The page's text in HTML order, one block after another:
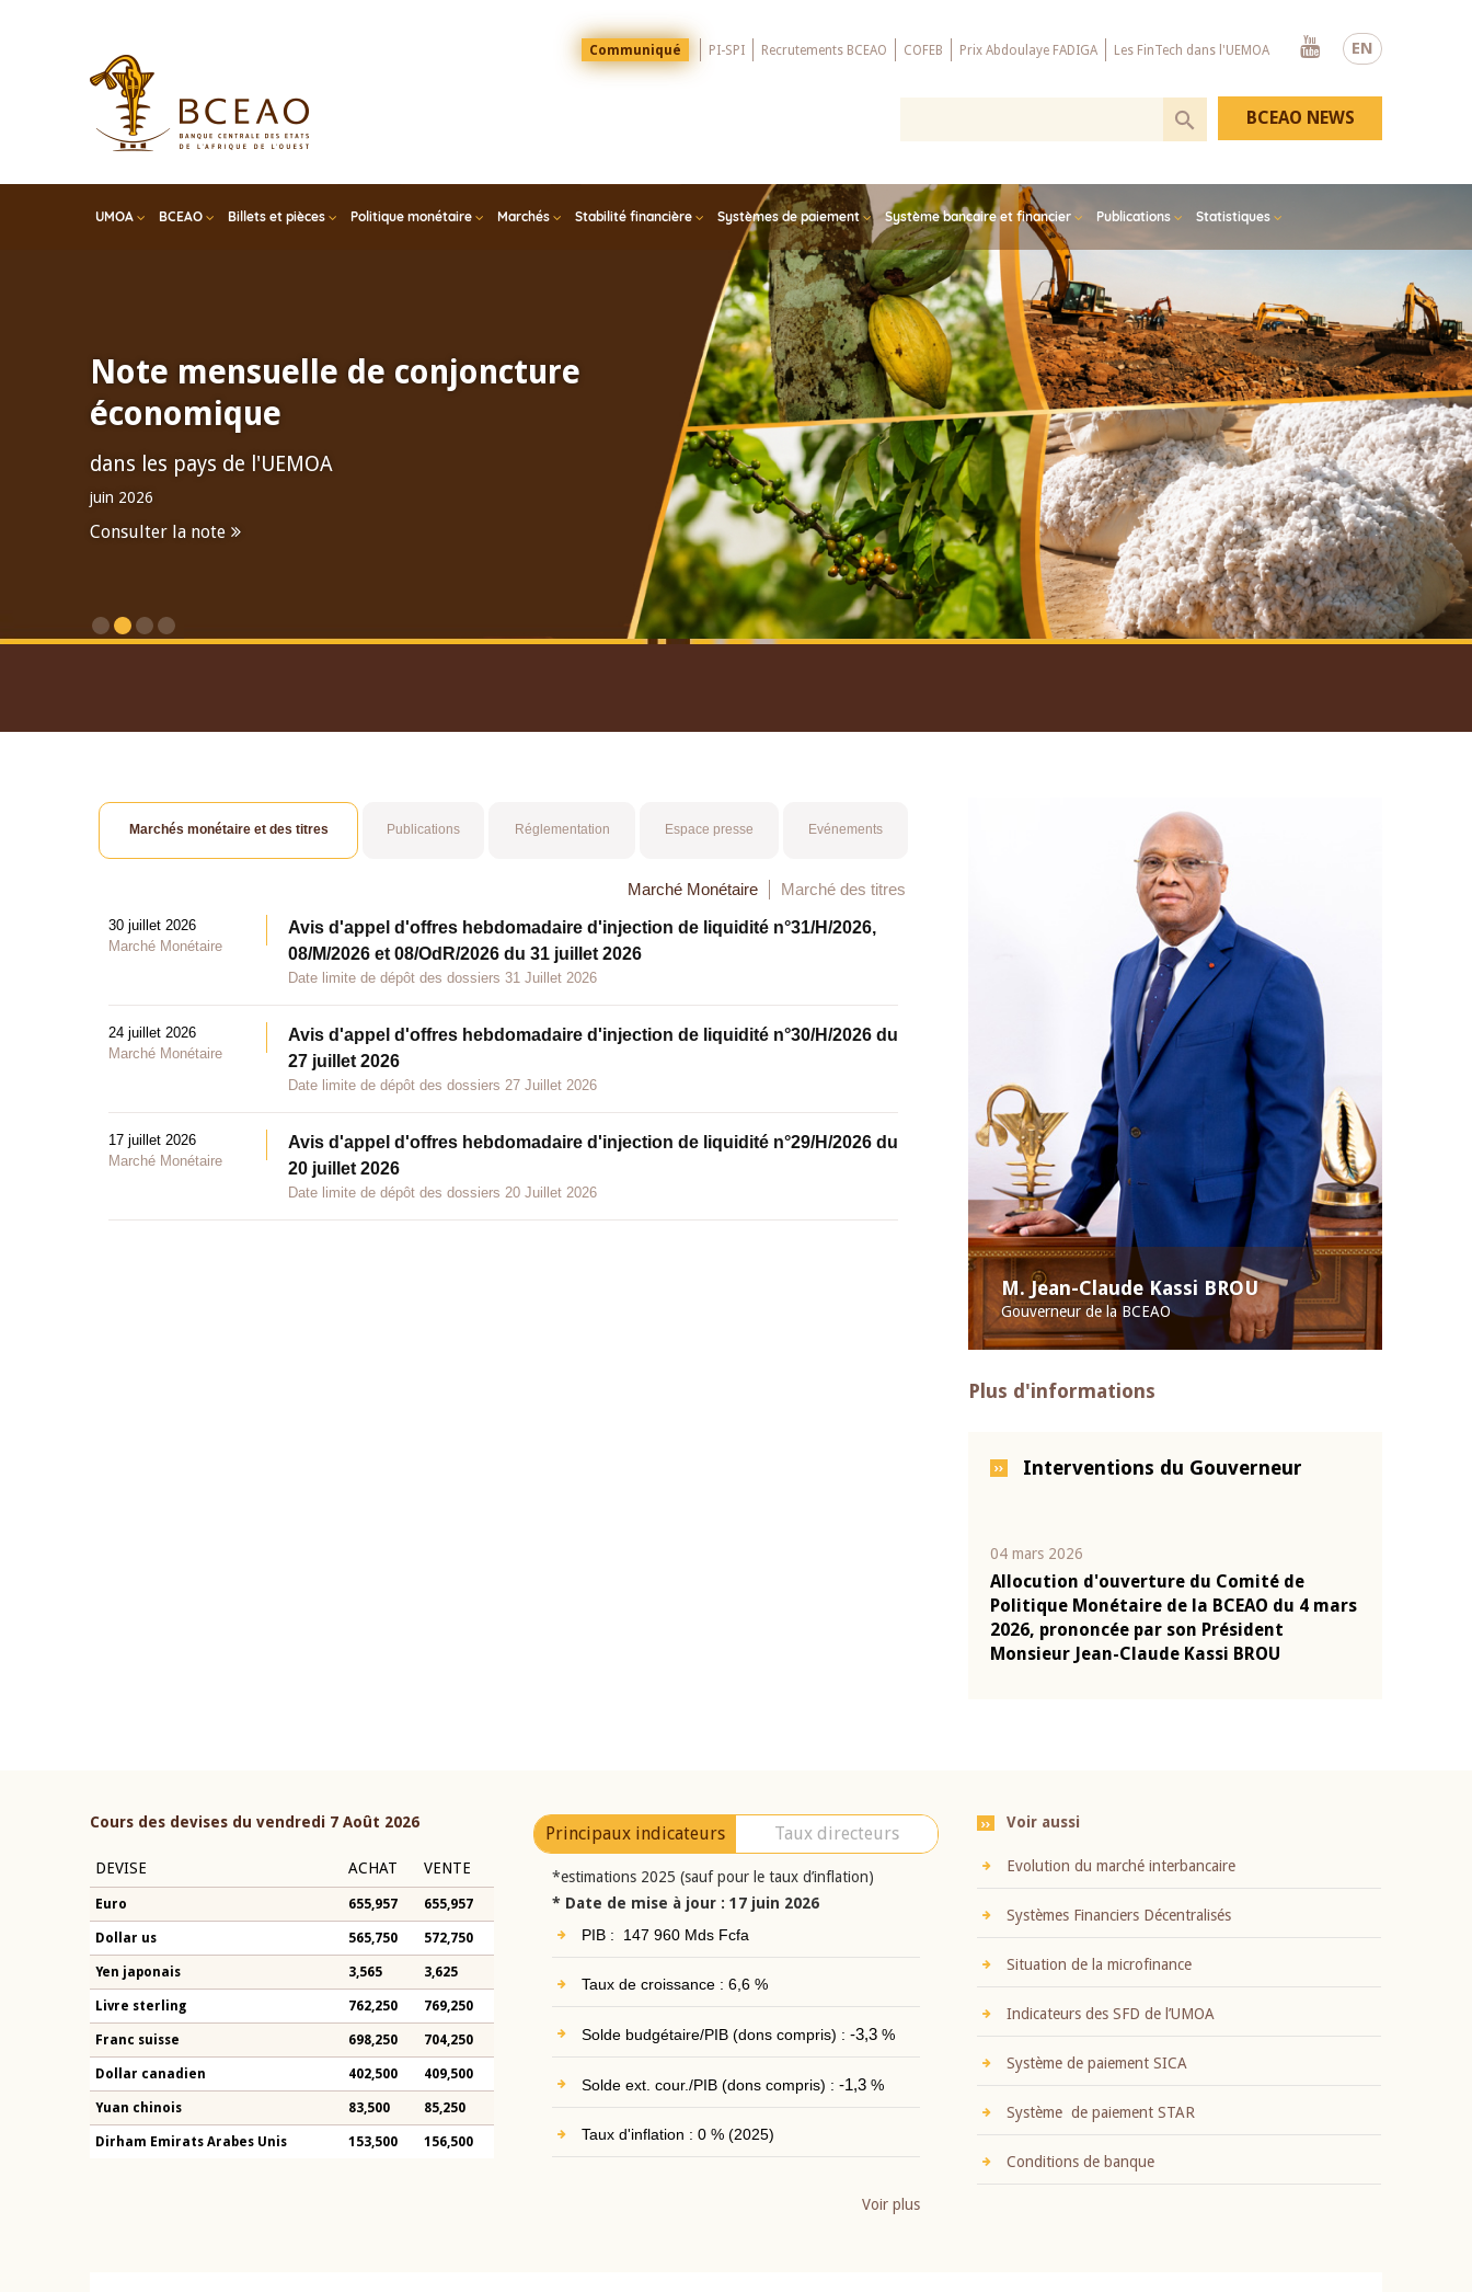
EN
Menu
Top
Communiqué PI-SPI Recrutements BCEAO COFEB Prix Abdoulaye FADIGA Les FinTech dans l'UEMOA
Youtube
UMOA BCEAO Billets et pièces Politique monétaire Marchés Stabilité financière Systèmes de paiement Système bancaire et financier Publications Statistiques
BCEAO NEWS
Note mensuelle de conjoncture
économique
dans les pays de l'UEMOA
juin 2026
Consulter la note
M. Jean-Claude Kassi BROU
Gouverneur de la BCEAO
Plus d'informations
Interventions du Gouverneur
04 mars 2026
Allocution d'ouverture du Comité de
Politique Monétaire de la BCEAO du 4 mars
2026, prononcée par son Président
Monsieur Jean-Claude Kassi BROU
Marchés monétaire et des titres Publications Réglementation Espace presse Evénements
Marché Monétaire Marché des titres
30 juillet 2026
Marché Monétaire
Avis d'appel d'offres hebdomadaire d'injection de liquidité n°31/H/2026,
08/M/2026 et 08/OdR/2026 du 31 juillet 2026
Date limite de dépôt des dossiers 31 Juillet 2026
24 juillet 2026
Marché Monétaire
Avis d'appel d'offres hebdomadaire d'injection de liquidité n°30/H/2026 du
27 juillet 2026
Date limite de dépôt des dossiers 27 Juillet 2026
17 juillet 2026
Marché Monétaire
Avis d'appel d'offres hebdomadaire d'injection de liquidité n°29/H/2026 du
20 juillet 2026
Date limite de dépôt des dossiers 20 Juillet 2026
Cours des devises du vendredi 7 Août 2026
DEVISE ACHAT VENTE
Euro 655,957 655,957
Dollar us 565,750 572,750
Yen japonais 3,565 3,625
Livre sterling 762,250 769,250
Franc suisse 698,250 704,250
Dollar canadien 402,500 409,500
Yuan chinois 83,500 85,250
Dirham Emirats Arabes Unis 153,500 156,500
Principaux indicateurs Taux directeurs
*estimations 2025 (sauf pour le taux d’inflation)
* Date de mise à jour : 17 juin 2026
PIB : 147 960 Mds Fcfa
Taux de croissance : 6,6 %
Solde budgétaire/PIB (dons compris) : -3,3%
Solde ext. cour./PIB (dons compris) : -1,3%
Taux d'inflation : 0 % (2025)
Voir plus
Voir aussi
Evolution du marché interbancaire
Systèmes Financiers Décentralisés
Situation de la microfinance
Indicateurs des SFD de l’UMOA
Système de paiement SICA
Système de paiement STAR
Conditions de banque